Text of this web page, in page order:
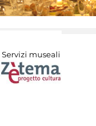
Servizi museali